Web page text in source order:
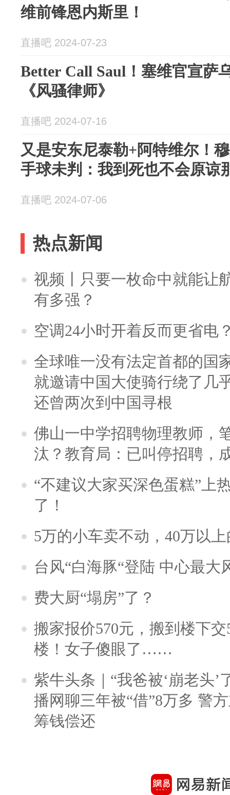
维前锋恩内斯里！
直播吧 2024-07-23
Better Call Saul！塞维官宣萨
《风骚律师》
直播吧 2024-07-16
又是安东尼泰勒+阿特维尔！
手球未判：我到死也不会原谅
直播吧 2024-07-06
热点新闻
视频丨只要一枚命中就能让
有多强？
空调24小时开着反而更省电
全球唯一没有法定首都的国
就邀请中国大使骑行绕了几
还曾两次到中国寻根
佛山一中学招聘物理教师，
汰？教育局：已叫停招聘，
“不建议大家买深色蛋糕”上
了！
5万的小车卖不动，40万以
台风“白海豚“登陆 中心最大
费大厨“塌房”了？
搬家报价570元，搬到楼下
楼！女子傻眼了……
紫牛头条｜“我爸被‘崩老头’
播网聊三年被“借”8万多 警
筹钱偿还